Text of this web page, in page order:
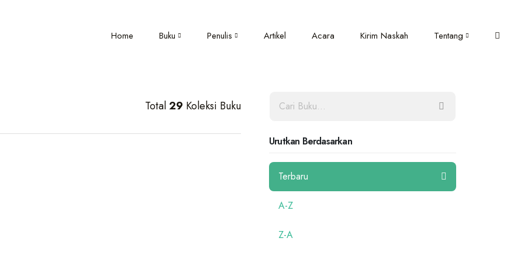
Home Buku Penulis Artikel Acara Kirim Naskah Tentang
Total29 Koleksi Buku
Urutkan Berdasarkan
Terbaru
A-Z
Z-A